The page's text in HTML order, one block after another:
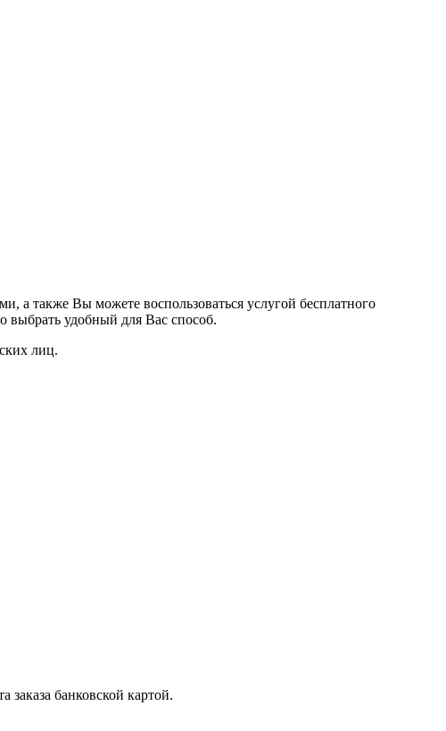
а также Вы можете воспользоваться услугой бесплатного
выбрать удобный для Вас способ.
лиц.
банковской картой.